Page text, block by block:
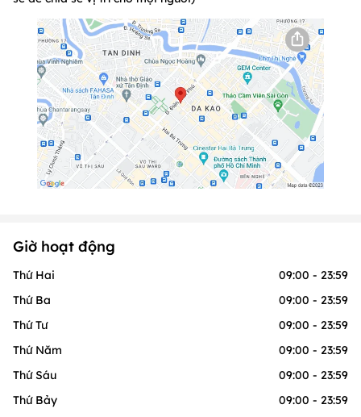
Giờ hoạt động
Thứ Hai
09:00 - 23:59
Thứ Ba
09:00 - 23:59
Thứ Tư
09:00 - 23:59
Thứ Năm
09:00 - 23:59
Thứ Sáu
09:00 - 23:59
Thứ Bảy
09:00 - 23:59